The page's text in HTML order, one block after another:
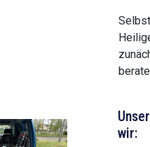
wir: